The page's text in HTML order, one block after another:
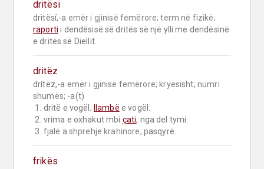
dritësi
dritësí,-a emër i gjinisë femërore; term në fizikë;
raporti i dendësisë së dritës së një ylli me dendësinë
e dritës së Diellit.
dritëz
drítëz,-a emër i gjinisë femërore; kryesisht; numri
shumës; -a(t)
1. dritë e vogël;
llambë e vogël.
2. vrima e oxhakut mbi çati, nga del tymi.
3. fjalë a shprehje krahinore; pasqyrë.
frikës